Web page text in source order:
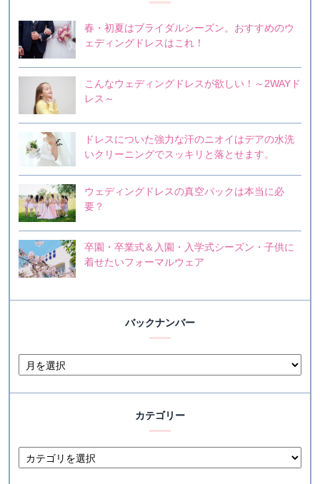
春・初夏はブライダルシーズン。おすすめのウ
ェディングドレスはこれ！
こんなウェディングドレスが欲しい！～2WAYド
レス～
ドレスについた強力な汗のニオイはデアの水洗
いクリーニングでスッキリと落とせます。
ウェディングドレスの真空パックは本当に必
要？
卒園・卒業式＆入園・入学式シーズン・子供に
着せたいフォーマルウェア
バックナンバー
カテゴリー